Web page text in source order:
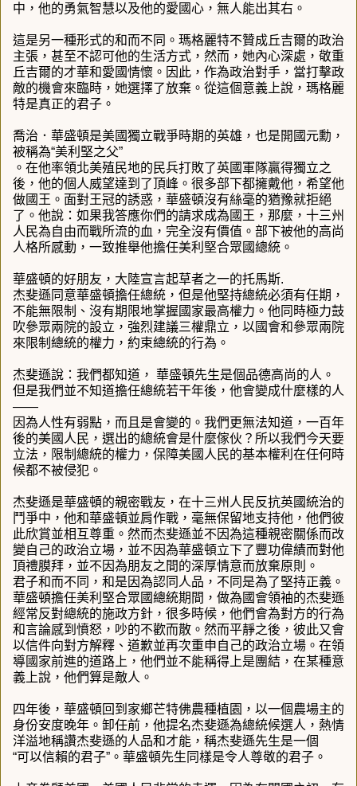
中，他的勇氣智慧以及他的愛國心，無人能出其右。
這是另一種形式的和而不同。瑪格麗特不贊成丘吉爾的政治
主張，甚至不認可他的生活方式，然而，她內心深處，敬重
丘吉爾的才華和愛國情懷。因此，作為政治對手，當打擊政
敵的機會來臨時，她選擇了放棄。從這個意義上說，瑪格麗
特是真正的君子。
喬治．華盛頓是美國獨立戰爭時期的英雄，也是開國元勳，
被稱為“美利堅之父”
。在他率領北美殖民地的民兵打敗了英國軍隊贏得獨立之
後，他的個人威望達到了頂峰。很多部下都擁戴他，希望他
做國王。面對王冠的誘惑，華盛頓沒有絲毫的猶豫就拒絕
了。他說：如果我答應你們的請求成為國王，那麼，十三州
人民為自由而戰所流的血，完全沒有價值。部下被他的高尚
人格所感動，一致推舉他擔任美利堅合眾國總統。
華盛頓的好朋友，大陸宣言起草者之一的托馬斯.
杰斐遜同意華盛頓擔任總統，但是他堅持總統必須有任期，
不能無限制、沒有期限地掌握國家最高權力。他同時極力鼓
吹參眾兩院的設立，強烈建議三權鼎立，以國會和參眾兩院
來限制總統的權力，約束總統的行為。
杰斐遜說：我們都知道， 華盛頓先生是個品德高尚的人。
但是我們並不知道擔任總統若干年後，他會變成什麼樣的人
——
因為人性有弱點，而且是會變的。我們更無法知道，一百年
後的美國人民，選出的總統會是什麼傢伙？所以我們今天要
立法，限制總統的權力，保障美國人民的基本權利在任何時
候都不被侵犯。
杰斐遜是華盛頓的親密戰友，在十三州人民反抗英國統治的
鬥爭中，他和華盛頓並肩作戰，毫無保留地支持他，他們彼
此欣賞並相互尊重。然而杰斐遜並不因為這種親密關係而改
變自己的政治立場，並不因為華盛頓立下了豐功偉績而對他
頂禮膜拜，並不因為朋友之間的深厚情意而放棄原則。
君子和而不同，和是因為認同人品，不同是為了堅持正義。
華盛頓擔任美利堅合眾國總統期間，做為國會領袖的杰斐遜
經常反對總統的施政方針，很多時候，他們會為對方的行為
和言論感到憤怒，吵的不歡而散。然而平靜之後，彼此又會
以信件向對方解釋、道歉並再次重申自己的政治立場。在領
導國家前進的道路上，他們並不能稱得上是團結，在某種意
義上說，他們算是敵人。
四年後，華盛頓回到家鄉芒特佛農種植園，以一個農場主的
身份安度晚年。卸任前，他提名杰斐遜為總統候選人，熱情
洋溢地稱讚杰斐遜的人品和才能，稱杰斐遜先生是一個
“可以信賴的君子”。華盛頓先生同樣是令人尊敬的君子。